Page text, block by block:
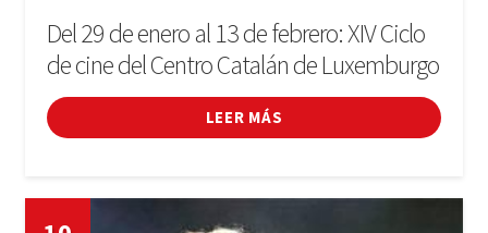
Del 29 de enero al 13 de febrero: XIV Ciclo
de cine del Centro Catalán de Luxemburgo
LEER MÁS